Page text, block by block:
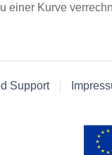
einer Kurve
Support